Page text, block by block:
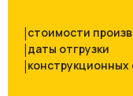
|стоимости
|даты отгрузки
|